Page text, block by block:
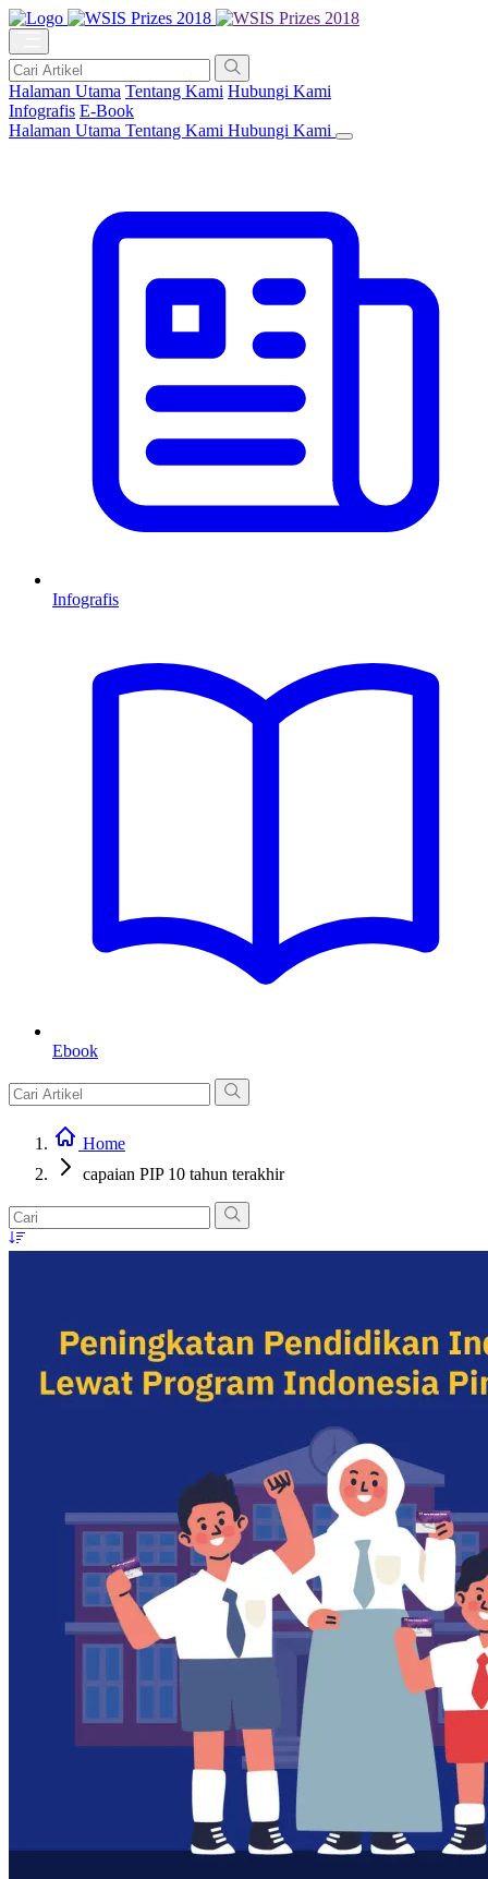
Halaman Utama Tentang Kami Hubungi Kami
Infografis E-Book
Halaman Utama Tentang Kami Hubungi Kami
Infografis
Ebook
Home
capaian PIP 10 tahun terakhir